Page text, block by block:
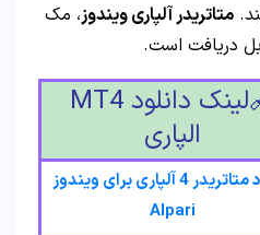
متاتریدر آلپاری ویندوز، مک
دریافت است.
دانلود MT4
الپاری
دانلود متاتریدر 4 آلپاری برای ویندوز
Alpari